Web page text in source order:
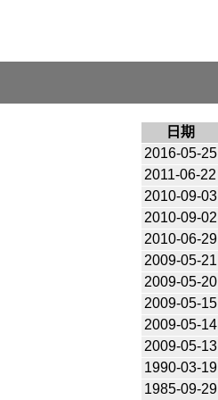
日期
2016-05-25
2011-06-22
2010-09-03
2010-09-02
2010-06-29
2009-05-21
2009-05-20
2009-05-15
2009-05-14
2009-05-13
1990-03-19
1985-09-29